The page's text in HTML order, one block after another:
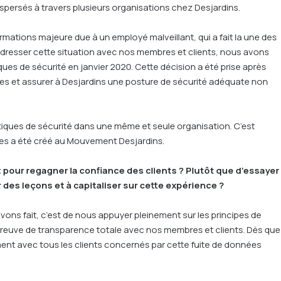
à travers plusieurs organisations chez Desjardins.
majeure due à un employé malveillant, qui a fait la une des
cette situation avec nos membres et clients, nous avons
de sécurité en janvier 2020. Cette décision a été prise après
et assurer à Desjardins une posture de sécurité adéquate non
de sécurité dans une même et seule organisation. C’est
a été créé au Mouvement Desjardins.
regagner la confiance des clients ? Plutôt que d’essayer
leçons et à capitaliser sur cette expérience ?
fait, c’est de nous appuyer pleinement sur les principes de
de transparence totale avec nos membres et clients. Dès que
avec tous les clients concernés par cette fuite de données